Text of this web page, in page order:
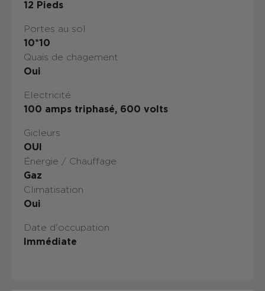
12 Pieds
Portes au sol
10*10
Quais de chagement
Oui
Electricité
100 amps triphasé, 600 volts
Gicleurs
OUI
Énergie / Chauffage
Gaz
Climatisation
Oui
Date d'occupation
Immédiate